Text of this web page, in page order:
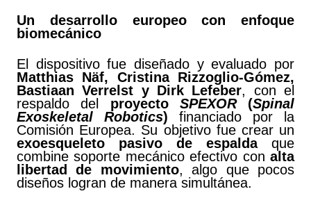
Un desarrollo europeo con enfoque
biomecánico
El dispositivo fue diseñado y evaluado por
Matthias Näf, Cristina Rizzoglio-Gómez,
Bastiaan Verrelst y Dirk Lefeber, con el
respaldo del proyecto SPEXOR(Spinal
Exoskeletal Robotics) financiado por la
Comisión Europea. Su objetivo fue crear un
exoesqueleto pasivo de espaldaque
combine soporte mecánico efectivo con alta
libertad de movimiento, algo que pocos
diseños logran de manera simultánea.